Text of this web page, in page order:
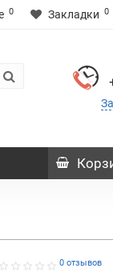
0 Закладки 0
0 отзывов